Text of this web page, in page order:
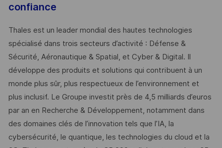
confiance
Thales est un leader mondial des hautes technologies
spécialisé dans trois secteurs d’activité : Défense &
Sécurité, Aéronautique & Spatial, et Cyber & Digital. Il
développe des produits et solutions qui contribuent à un
monde plus sûr, plus respectueux de l’environnement et
plus inclusif. Le Groupe investit près de 4,5 milliards d’euros
par an en Recherche & Développement, notamment dans
des domaines clés de l’innovation tels que l’IA, la
cybersécurité, le quantique, les technologies du cloud et la